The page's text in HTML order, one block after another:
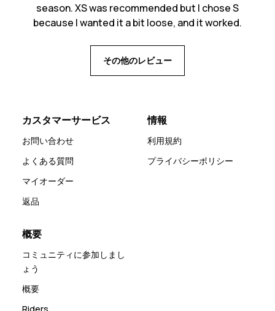
season. XS was recommended but I chose S
because I wanted it a bit loose, and it worked.
その他のレビュー
カスタマーサービス
お問い合わせ
よくある質問
マイオーダー
返品
情報
利用規約
プライバシーポリシー
概要
コミュニティに参加しまし
ょう
概要